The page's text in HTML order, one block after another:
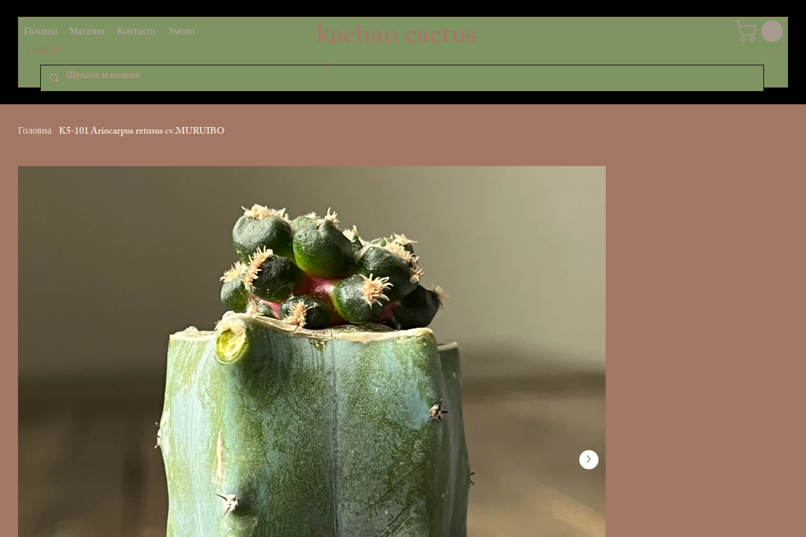
UAH (₴)
Головна Магазин Контакти Умови
kachan cactus
shop
Головна K5-101 Ariocarpus retusus cv.MURUIBO